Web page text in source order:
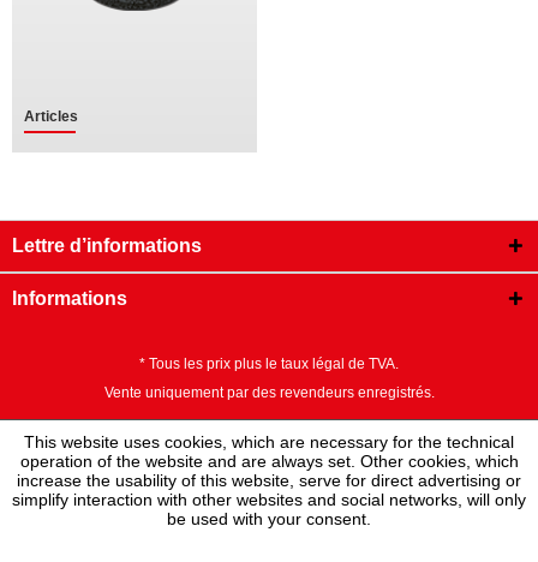
Articles
Lettre d’informations
Informations
* Tous les prix plus le taux légal de TVA.
Vente uniquement par des revendeurs enregistrés.
This website uses cookies, which are necessary for the technical
operation of the website and are always set. Other cookies, which
increase the usability of this website, serve for direct advertising or
simplify interaction with other websites and social networks, will only
be used with your consent.